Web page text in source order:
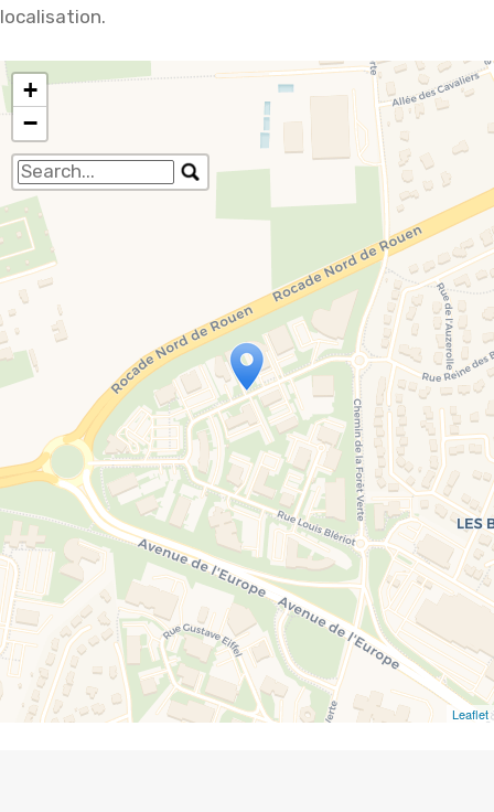
localisation.
Travelers' Map is loading...
If you see this after your page is loaded
completely, leafletJS files are missing.
+
−
Leaflet